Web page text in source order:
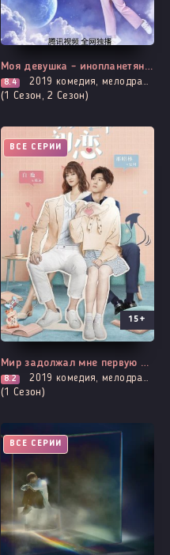
Моя девушка – инопланетянка
8.4 2019 комедия, мелодрама, романтика, фантастика, фэнтези
(1 Сезон, 2 Сезон)
ВСЕ СЕРИИ
15+
Мир задолжал мне первую любовь
8.2 2019 комедия, мелодрама, про молодость и любовь, повседневность, романтика
(1 Сезон)
ВСЕ СЕРИИ